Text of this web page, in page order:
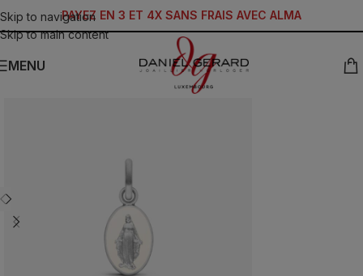
Skip to navigation
Skip to main content
PAYEZ EN 3 ET 4X SANS FRAIS AVEC ALMA
MENU